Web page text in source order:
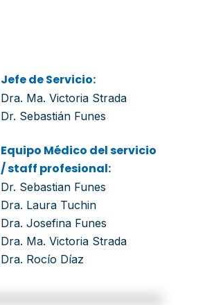
Jefe de Servicio:
Dra. Ma. Victoria Strada
Dr. Sebastián Funes
Equipo Médico del servicio
/ staff profesional:
Dr. Sebastian Funes
Dra. Laura Tuchin
Dra. Josefina Funes
Dra. Ma. Victoria Strada
Dra. Rocío Díaz